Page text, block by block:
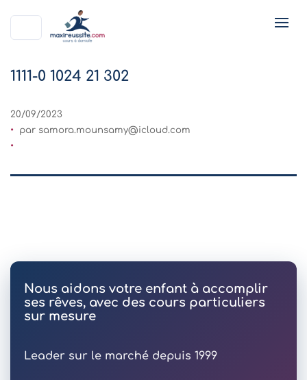
1111-0 1024 21 302
20/09/2023
par samora.mounsamy@icloud.com
Nous aidons votre enfant à accomplir
ses rêves, avec des cours particuliers
sur mesure
Leader sur le marché depuis 1999